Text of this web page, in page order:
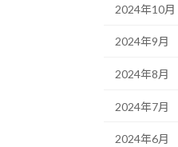
2024年10月
2024年9月
2024年8月
2024年7月
2024年6月